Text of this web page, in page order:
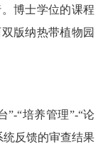
博士学位的课程
版纳热带植物园
”-“培养管理”-“论
反馈的审查结果